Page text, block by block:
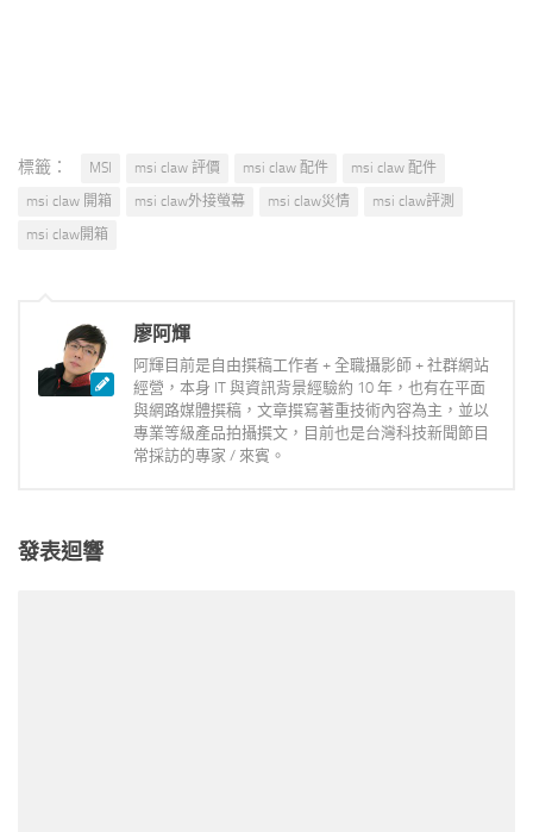
標籤： MSI msi claw 評價 msi claw 配件
msi claw 配件
msi claw 開箱
msi claw外接螢幕 msi claw災情
msi claw評測
msi claw開箱
廖阿輝
阿輝目前是自由撰稿工作者 + 全職攝影師 + 社群網站
經營，本身 IT 與資訊背景經驗約 10 年，也有在平面
與網路媒體撰稿，文章撰寫著重技術內容為主，並以
專業等級產品拍攝撰文，目前也是台灣科技新聞節目
常採訪的專家 / 來賓。
發表迴響